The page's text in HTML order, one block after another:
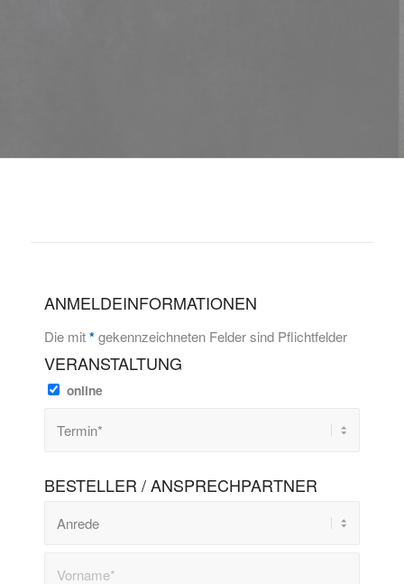
ANMELDEINFORMATIONEN
Die mit*gekennzeichneten Felder sind Pflichtfelder
VERANSTALTUNG
online
BESTELLER / ANSPRECHPARTNER